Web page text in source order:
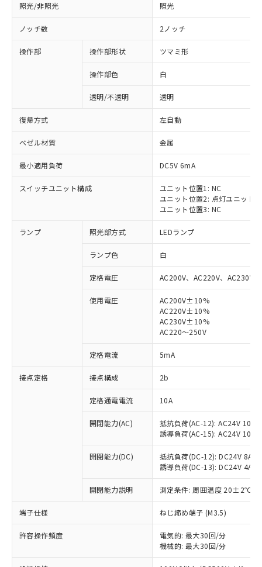
照光/非照光 照光
ノッチ数 2ノッチ
操作部 操作部形状 ツマミ形
操作部色 白
透明/不透明 透明
復帰方式 左自動
ベゼル材質 金属
最小適用負荷 DC5V 6mA
スイッチユニット構成
ユニット位置1: NC
ユニット位置2: 点灯ユニット
ユニット位置3: NC
ランプ 照光部方式 LEDランプ
ランプ色 白
定格電圧 AC200V、AC220V、AC230V
使用電圧
AC200V±10%
AC220V±10%
AC230V±10%
AC220～250V
定格電流 5mA
接点定格 接点構成 2b
定格通電電流 10A
開閉能力(AC)
抵抗負荷(AC-12): AC24V 10A/
誘導負荷(AC-15): AC24V
開閉能力(DC)
抵抗負荷(DC-12): DC24V 8A/
誘導負荷(DC-13): DC24V 4A/
開閉能力説明 測定条件: 周囲温度 20±2℃、
端子仕様 ねじ締め端子 (M3.5)
許容操作頻度
電気的: 最大30回/分
機械的: 最大30回/分
ご利用条件
以下の条件をお読みいただき、同意のうえ
ご利用ください。
本サービスは、当社制御機器事業取扱
商品の当社在庫状況および標準価格
(税抜)を提供させていただくもので
当社制御機器事業取扱商品の中には、
ことをご了承ください。
在庫状況および標準価格照会結果は、
記載している更新日時点での社内デー
タに基づき作成されるものであり、閲
※1 対応状況
対応済み：EU RoHS指令（10物質）の
非含有に対応した製品が提供可能な商品で
対応予定：EU RoHS指令（10物質）の非含
有に対応した製品に切り替える予定のある
対応予定なし：EU RoHS指令（10物質）の
非含有に非対応の商品で、対応品を出す予
定はありません。
調査・確認中：EU RoHS指令（10物質）の
非含有の対応状況を調査中または確認中の
非該当品：ライセンス料など無形物で、有
害物質有無と関係のない商品です。
仕入先様の事情により、非含有部品として
いたものが、含有品と判明した場合などや
むを得ず変更することがあります。
鉛(Pb) 1000ppm以下、 水銀(Hg) 1000ppm以下、 カド
※1 中国RoHS○×表
「○」：最大均質材料含有率が中国RoHSの
基準値以下であることを示します。
「×」：最大均質材料含有率が中国RoHSの
基準値を超えていることを示します。
「－」：未確認です。当社販売部門へお問
い合わせください。
*中国RoHS10物質の基準値 (GB/T26572)：
当社は、これら貴社製品のうち、外国
為替および外国貿易法に定める商品
（以下｢規制貨物等」という）を輸出
または国外への提供する場合は、日本
国政府の輸出許可(または役務取引許